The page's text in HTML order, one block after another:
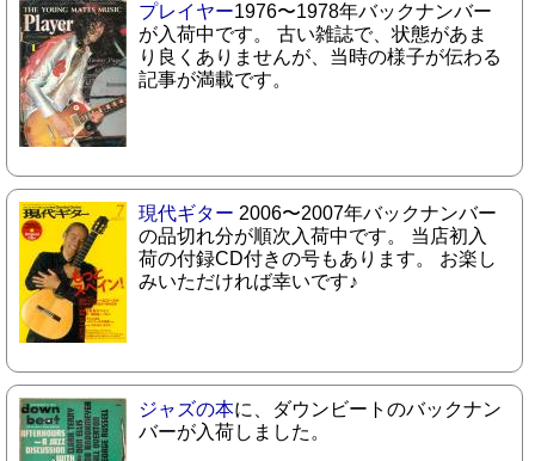
プレイヤー1976〜1978年バックナンバー
が入荷中です。 古い雑誌で、状態があま
り良くありませんが、当時の様子が伝わる
記事が満載です。
現代ギター 2006〜2007年バックナンバー
の品切れ分が順次入荷中です。 当店初入
荷の付録CD付きの号もあります。 お楽し
みいただければ幸いです♪
ジャズの本に、ダウンビートのバックナン
バーが入荷しました。